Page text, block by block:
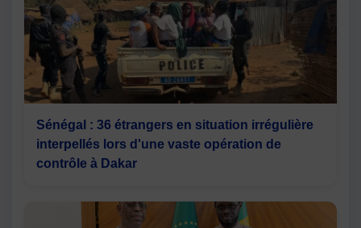
Sénégal : 36 étrangers en situation irrégulière
interpellés lors d'une vaste opération de
contrôle à Dakar